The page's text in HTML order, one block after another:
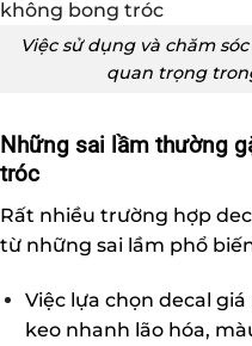
Việc sử dụng và chăm
quan trọng
Những sai lầm thường
tróc
Rất nhiều trường hợp
từ những sai lầm phổ
Việc lựa chọn decal
keo nhanh lão hóa,